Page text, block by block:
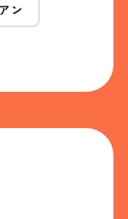
ン